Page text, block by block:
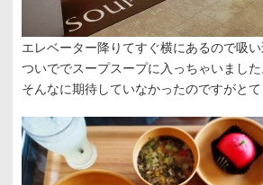
エレベーター降りてすぐ横にあるので吸
ついででスープスープに入っちゃいました
そんなに期待していなかったのですがとて